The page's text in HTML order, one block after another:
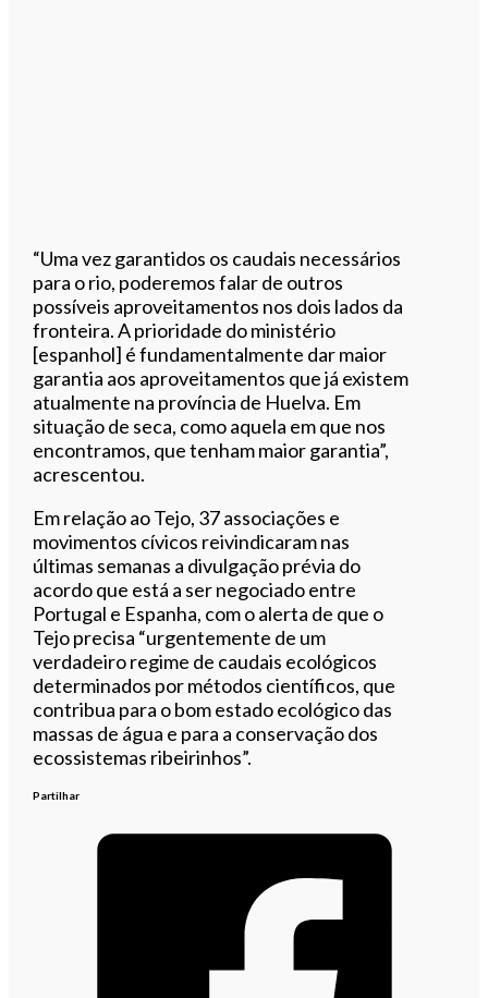
“Uma vez garantidos os caudais necessários
para o rio, poderemos falar de outros
possíveis aproveitamentos nos dois lados da
fronteira. A prioridade do ministério
[espanhol] é fundamentalmente dar maior
garantia aos aproveitamentos que já existem
atualmente na província de Huelva. Em
situação de seca, como aquela em que nos
encontramos, que tenham maior garantia”,
acrescentou.
Em relação ao Tejo, 37 associações e
movimentos cívicos reivindicaram nas
últimas semanas a divulgação prévia do
acordo que está a ser negociado entre
Portugal e Espanha, com o alerta de que o
Tejo precisa “urgentemente de um
verdadeiro regime de caudais ecológicos
determinados por métodos científicos, que
contribua para o bom estado ecológico das
massas de água e para a conservação dos
ecossistemas ribeirinhos”.
Partilhar